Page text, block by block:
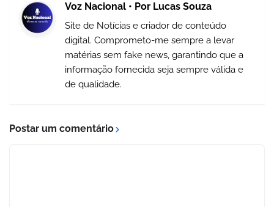
Voz Nacional • Por Lucas Souza
Site de Notícias e criador de conteúdo
digital. Comprometo-me sempre a levar
matérias sem fake news, garantindo que a
informação fornecida seja sempre válida e
de qualidade.
Postar um comentário